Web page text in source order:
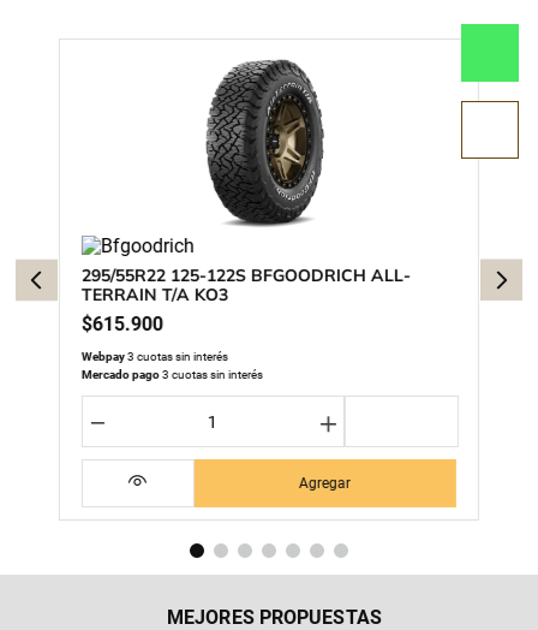
295/55R22 125-122S BFGOODRICH ALL-
TERRAIN T/A KO3
$615.900
Webpay3 cuotas sin interés
Mercado pago3 cuotas sin interés
＋
－
Agregar
MEJORES PROPUESTAS